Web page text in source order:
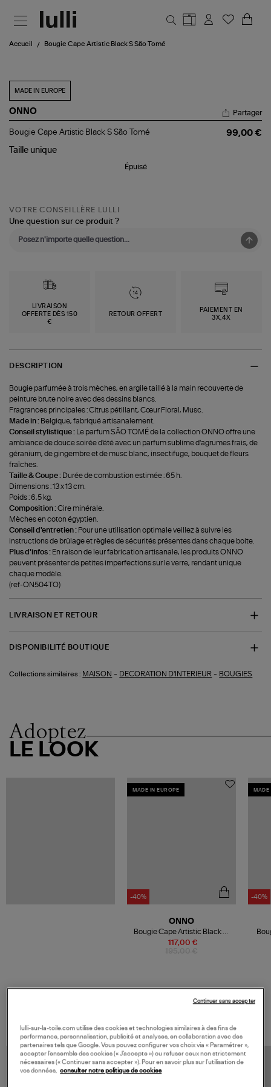
Accueil Bougie Cape Artistic Black S São Tomé
MADE IN EUROPE
ONNO
Bougie
Artistic
Partager
Bougie Cape Artistic Black S São Tomé
99,00 €
Taille unique
Épuisé
VOTRE CONSEILLÈRE LULLI
Une question sur ce produit ?
LIVRAISON
OFFERTE DÈS 150
€
RETOUR OFFERT
PAIEMENT EN
3X,4X
DESCRIPTION
Bougie parfumée à trois mèches, en argile taillé à la main recouverte de
peinture brute noire avec des dessins blancs.
Fragrances principales : Citrus pétillant, Cœur Floral, Musc.
Made in : Belgique, fabriqué artisanalement.
Conseil stylistique :
Le parfum SÃO TOMÉ de la collection ONNO offre une
ambiance de douce soirée d'été avec un parfum sublime d'agrumes frais, de
géranium, de gingembre et de musc blanc, insectifuge, bouquet de fleurs
fraîches.
Taille & Coupe : Durée de combustion estimée : 65 h.
Dimensions : 13 x 13 cm.
Poids : 6,5 kg.
Composition :Cire minérale.
Mèches en coton égyptien.
Conseil d'entretien : Pour une utilisation optimale veillez à suivre les
instructions de brûlage et règles de sécurités présentes dans chaque boite.
Plus d'infos : En raison de leur fabrication artisanale, les produits ONNO
peuvent présenter de petites imperfections sur le verre, rendant unique
chaque modèle.
(ref-ON504TO)
LIVRAISON ET RETOUR
DISPONIBILITÉ BOUTIQUE
Collections similaires : MAISON - DECORATION D'INTERIEUR - BOUGIES
Adoptez
LE LOOK
MADE IN EUROPE
-40%
117,00 €
ONNO
Bougie Cape Artistic Black M
São Tomé
MADE
-40%
lulli-sur-la-toile.com utilise des cookies et technologies similaires à des fins de
performance, personnalisation, publicité et analyses, en collaboration avec des
partenaires tels que Google. Vous pouvez configurer vos choix via « Paramétrer »,
accepter l’ensemble des cookies (« J’accepte ») ou refuser ceux non strictement
nécessaires (« Continuer sans accepter »). Pour en savoir plus sur l’utilisation de
vos données, consulter notre politique de cookies
Continuer sans accepter